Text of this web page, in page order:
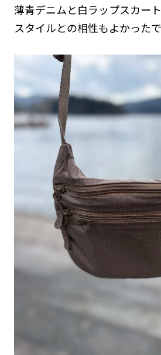
薄青デニムと白ラップスカー
スタイルとの相性もよかった